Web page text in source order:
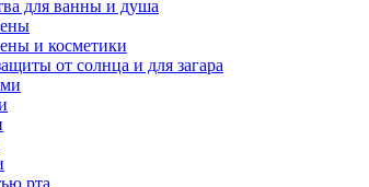
для ванны и душа
и косметики
от солнца и для загара
рта